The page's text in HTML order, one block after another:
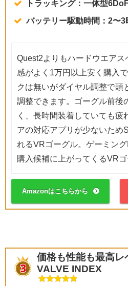
トラッキング：一体型
バッテリー駆動時間：2〜3
Quest2よりもハードウエア
感がよく1万円以上安く購入
クは無いがダイヤル調整で頭
調整できます。ゴーグル前後
く、長時間装着していても疲
アの対応アプリが少ないため
れるVRゴーグル。ゲーミン
購入候補に上がってくるVRゴ
Amazonはこちらから
価格も性能も最高レ
VALVE INDEX